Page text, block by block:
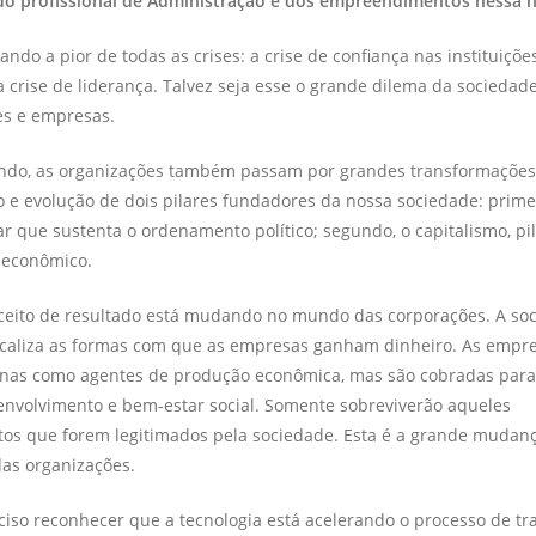
a pior de todas as crises: a crise de confiança nas
crise de liderança. Talvez seja esse o grande dilema da
e empresas.
as organizações também passam por grandes
e evolução de dois pilares fundadores da nossa sociedade:
que sustenta o ordenamento político; segundo, o capitalismo,
de resultado está mudando no mundo das corporações. A
as formas com que as empresas ganham dinheiro. As
como agentes de produção econômica, mas são cobradas
e bem-estar social. Somente sobreviverão aqueles
que forem legitimados pela sociedade. Esta é a grande
organizações.
reconhecer que a tecnologia está acelerando o processo de